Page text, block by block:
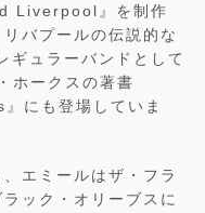
Liverpool』を制作
バプールの伝説的な
ギュラーバンドとして
ホークスの著書
にも登場していま
エミールはザ・フラ
ック・オリーブスに